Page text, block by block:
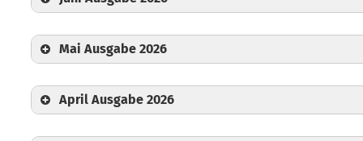
Mai Ausgabe 2026
April Ausgabe 2026